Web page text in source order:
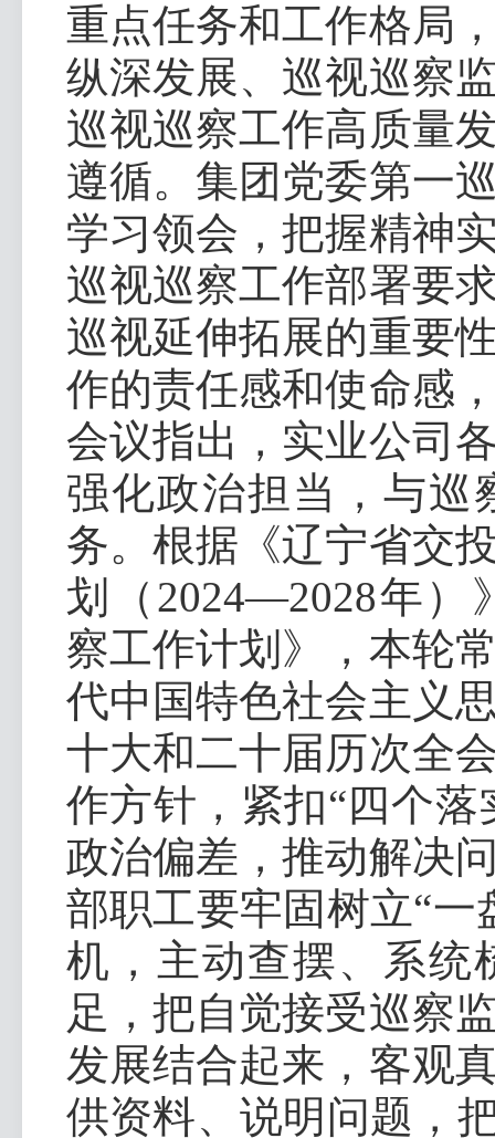
重点任务和工作格局
纵深发展、巡视巡察
巡视巡察工作高质量
遵循。集团党委第一
学习领会，把握精神
巡视巡察工作部署要
巡视延伸拓展的重要
作的责任感和使命感
会议指出，实业公司
强化政治担当，与巡
务。根据《辽宁省交
划（2024—2028年）
察工作计划》，本轮
代中国特色社会主义
十大和二十届历次全
作方针，紧扣“四个落
政治偏差，推动解决
部职工要牢固树立“
机，主动查摆、系统
足，把自觉接受巡察
发展结合起来，客观
供资料、说明问题，